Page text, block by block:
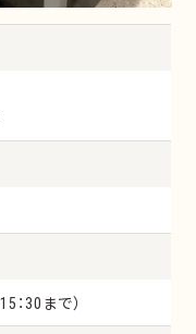
30まで）